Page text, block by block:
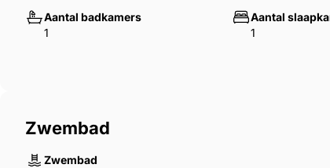
Aantal badkamers
1
Aantal
1
Zwembad
Zwembad